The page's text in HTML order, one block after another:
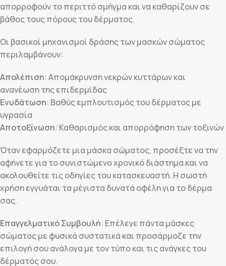
απορροφούν το περιττό σμήγμα και να καθαρίζουν σε
βάθος τους πόρους του δέρματος.
Οι βασικοί μηχανισμοί δράσης των μασκών σώματος
περιλαμβάνουν:
Απολέπιση: Απομάκρυνση νεκρών κυττάρων και
ανανέωση της επιδερμίδας
Ενυδάτωση: Βαθύς εμπλουτισμός του δέρματος με
υγρασία
Αποτοξίνωση: Καθαρισμός και απορρόφηση των τοξινών
Όταν εφαρμόζετε μια μάσκα σώματος, προσέξτε να την
αφήνετε για το συνιστώμενο χρονικό διάστημα και να
ακολουθείτε τις οδηγίες του κατασκευαστή. Η σωστή
χρήση εγγυάται τα μέγιστα δυνατά οφέλη για το δέρμα
σας.
Επαγγελματικό Συμβουλή: Επέλεγε πάντα μάσκες
σώματος με φυσικά συστατικά και προσάρμοζε την
επιλογή σου ανάλογα με τον τύπο και τις ανάγκες του
δέρματός σου.